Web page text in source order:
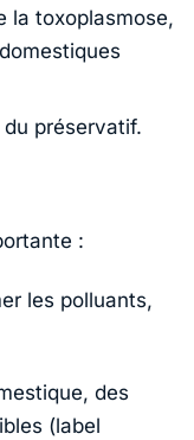
la toxoplasmose,
préservatif.
:
les polluants,
des
(label